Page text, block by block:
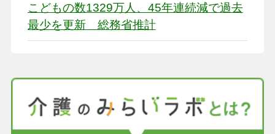
こどもの数1329万人、45年連続減で過去
最少を更新 総務省推計